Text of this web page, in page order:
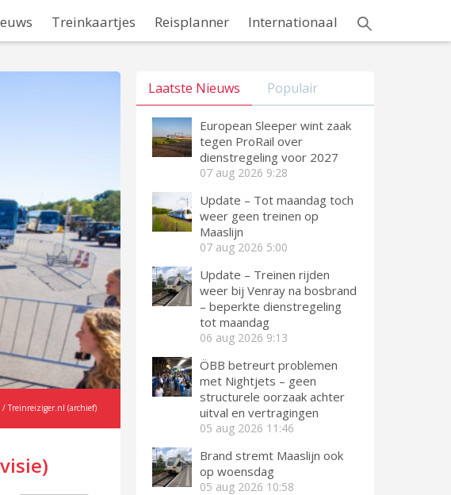
Treinkaartjes Reisplanner Internationaal
/ Treinreiziger.nl (archief)
Laatste Nieuws Populair
European Sleeper wint zaak
tegen ProRail over
dienstregeling voor 2027
07 aug 2026 9:28
Update – Tot maandag toch
weer geen treinen op
Maaslijn
07 aug 2026 5:00
Update – Treinen rijden
weer bij Venray na bosbrand
– beperkte dienstregeling
tot maandag
06 aug 2026 9:13
ÖBB betreurt problemen
met Nightjets – geen
structurele oorzaak achter
uitval en vertragingen
05 aug 2026 11:46
Brand stremt Maaslijn ook
op woensdag
05 aug 2026 10:58